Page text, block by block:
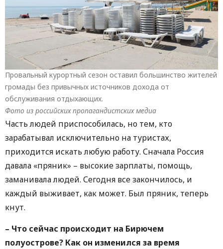
Провальный курортный сезон оставил большинство жителей
громады без привычных источников дохода от
обслуживания отдыхающих.
Фото из российских пропагандистских медиа
Часть людей приспособилась, но тем, кто
зарабатывал исключительно на туристах,
приходится искать любую работу. Сначала Россия
давала «пряник» – высокие зарплаты, помощь,
заманивала людей. Сегодня все закончилось, и
каждый выживает, как может. Был пряник, теперь
кнут.
– Что сейчас происходит на Бирючем
полуострове? Как он изменился за время